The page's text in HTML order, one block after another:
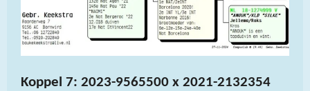
Koppel 7: 2023-9565500 x 2021-2132354